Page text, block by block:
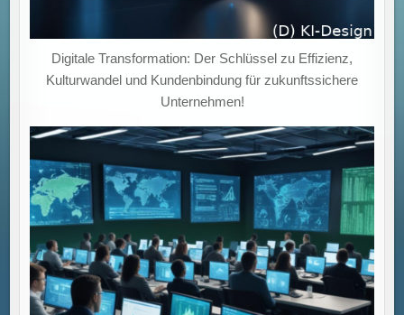
Digitale Transformation: Der Schlüssel zu Effizienz,
Kulturwandel und Kundenbindung für zukunftssichere
Unternehmen!